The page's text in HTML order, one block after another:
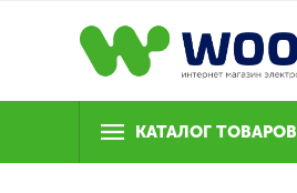
КАТАЛОГ ТОВАРОВ